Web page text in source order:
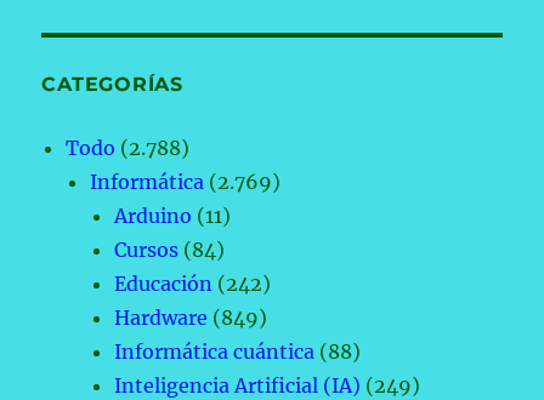
CATEGORÍAS
Todo (2.788)
Informática (2.769)
Arduino (11)
Cursos (84)
Educación (242)
Hardware (849)
Informática cuántica (88)
Inteligencia Artificial (IA) (249)